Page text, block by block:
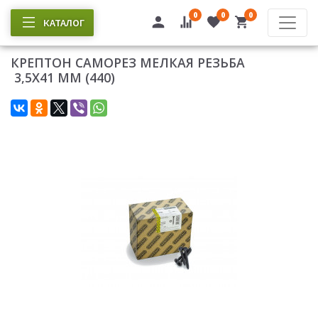
КАТАЛОГ
0 0 0
КРЕПТОН САМОРЕЗ МЕЛКАЯ РЕЗЬБА
3,5Х41 ММ (440)